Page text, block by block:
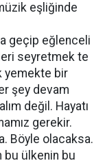
eşliğinde
geçip eğlenceli
seyretmek te
yemekte bir
şey devam
değil. Hayatı
gerekir.
Böyle olacaksa.
bu ülkenin bu